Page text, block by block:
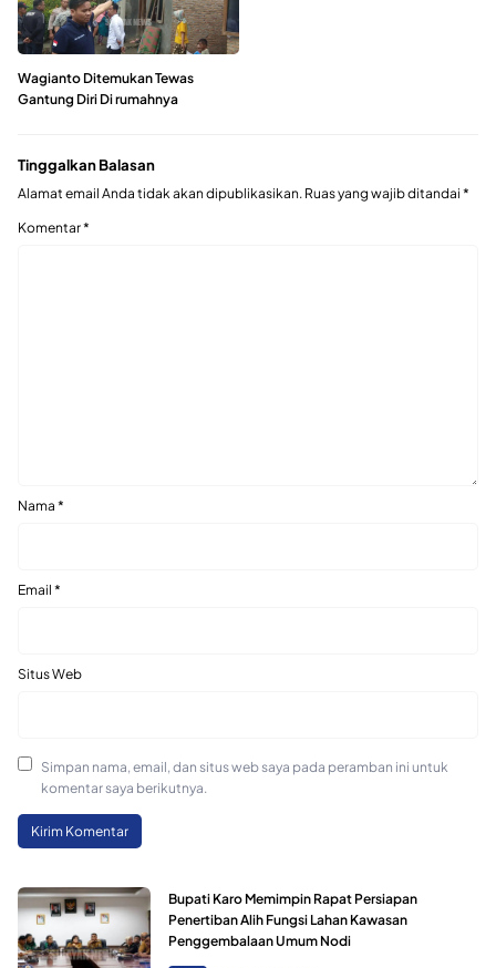
Wagianto Ditemukan Tewas
Gantung Diri Di rumahnya
Tinggalkan Balasan
Alamat email Anda tidak akan dipublikasikan. Ruas yang wajib ditandai *
Komentar*
Nama *
Email *
Situs Web
Simpan nama, email, dan situs web saya pada peramban ini untuk
komentar saya berikutnya.
Bupati Karo Memimpin Rapat Persiapan
Penertiban Alih Fungsi Lahan Kawasan
Penggembalaan Umum Nodi